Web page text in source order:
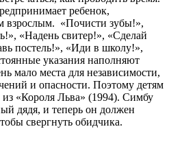
ребенок,
взрослым. «Почисти зубы!»,
«Надень свитер!», «Сделай
постель!», «Иди в школу!»,
указания наполняют
мало места для независимости,
и опасности. Поэтому детям
«Короля Льва» (1994). Симбу
дядя, и теперь он должен
свергнуть обидчика.